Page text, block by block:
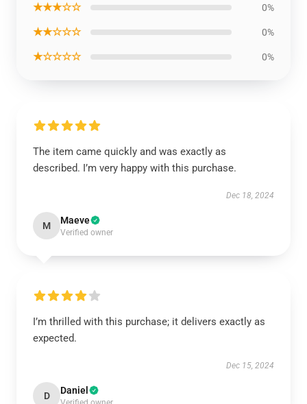
★★★☆☆ 0%
★★☆☆☆ 0%
★☆☆☆☆ 0%
The item came quickly and was exactly as
described. I’m very happy with this purchase.
Dec 18, 2024
M Maeve
Verified owner
I’m thrilled with this purchase; it delivers exactly as
expected.
Dec 15, 2024
D Daniel